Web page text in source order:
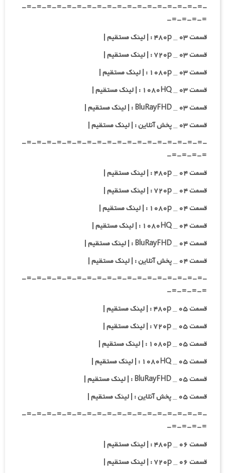
-=-=-=-=-=-=-=-=-=-=-=-=-=-=-=-=-=-=-
=-=-=-=-
قسمت ۰۳ _ ۴۸۰p : | لینک مستقیم |
قسمت ۰۳ _ ۷۲۰p : | لینک مستقیم |
قسمت ۰۳ _ ۱۰۸۰p : | لینک مستقیم |
قسمت ۰۳ _ ۱۰۸۰HQ : | لینک مستقیم |
قسمت ۰۳ _ BluRayFHD : | لینک مستقیم |
قسمت ۰۳ _ پخش آنلاین : | لینک مستقیم |
-=-=-=-=-=-=-=-=-=-=-=-=-=-=-=-=-=-=-
=-=-=-=-
قسمت ۰۴ _ ۴۸۰p : | لینک مستقیم |
قسمت ۰۴ _ ۷۲۰p : | لینک مستقیم |
قسمت ۰۴ _ ۱۰۸۰p : | لینک مستقیم |
قسمت ۰۴ _ ۱۰۸۰HQ : | لینک مستقیم |
قسمت ۰۴ _ BluRayFHD : | لینک مستقیم |
قسمت ۰۴ _ پخش آنلاین : | لینک مستقیم |
-=-=-=-=-=-=-=-=-=-=-=-=-=-=-=-=-=-=-
=-=-=-=-
قسمت ۰۵ _ ۴۸۰p : | لینک مستقیم |
قسمت ۰۵ _ ۷۲۰p : | لینک مستقیم |
قسمت ۰۵ _ ۱۰۸۰p : | لینک مستقیم |
قسمت ۰۵ _ ۱۰۸۰HQ : | لینک مستقیم |
قسمت ۰۵ _ BluRayFHD : | لینک مستقیم |
قسمت ۰۵ _ پخش آنلاین : | لینک مستقیم |
-=-=-=-=-=-=-=-=-=-=-=-=-=-=-=-=-=-=-
=-=-=-=-
قسمت ۰۶ _ ۴۸۰p : | لینک مستقیم |
قسمت ۰۶ _ ۷۲۰p : | لینک مستقیم |